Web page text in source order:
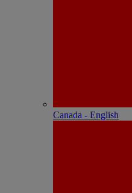
Canada - English